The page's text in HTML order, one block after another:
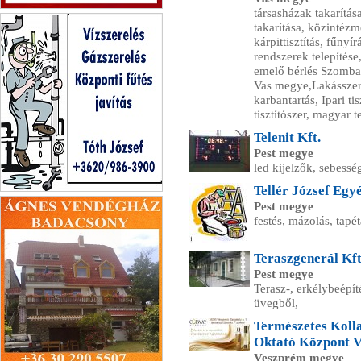
Fényes Pont Bt Szeged
Tóth József
társasházak
takarítása,
kárpittisztítás,
rendszerek
emelő bérlés
Vas
karbantartás, Ipari
tisztítószer, magyar
Telenit Kft.
Pest megye
led kijelzők,
Tellér József
Pest megye
festés, mázolás,
Teraszgenerál
Pest megye
Terasz-,
üvegből,
Természetes
Oktató Központ
Veszprém megye